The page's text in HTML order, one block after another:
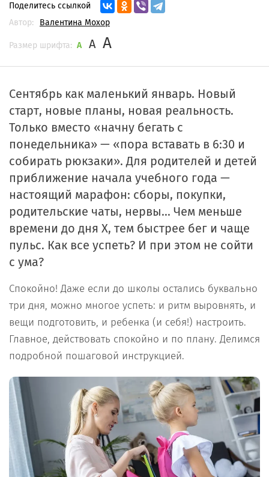
Поделитесь ссылкой
Автор:
Валентина Мохор
Размер шрифта: A A A
Сентябрь как маленький январь. Новый
старт, новые планы, новая реальность.
Только вместо «начну бегать с
понедельника» — «пора вставать в 6:30 и
собирать рюкзаки». Для родителей и детей
приближение начала учебного года —
настоящий марафон: сборы, покупки,
родительские чаты, нервы... Чем меньше
времени до дня Х, тем быстрее бег и чаще
пульс. Как все успеть? И при этом не сойти
с ума?
Спокойно! Даже если до школы остались буквально
три дня, можно многое успеть: и ритм выровнять, и
вещи подготовить, и ребенка (и себя!) настроить.
Главное, действовать спокойно и по плану. Делимся
подробной пошаговой инструкцией.